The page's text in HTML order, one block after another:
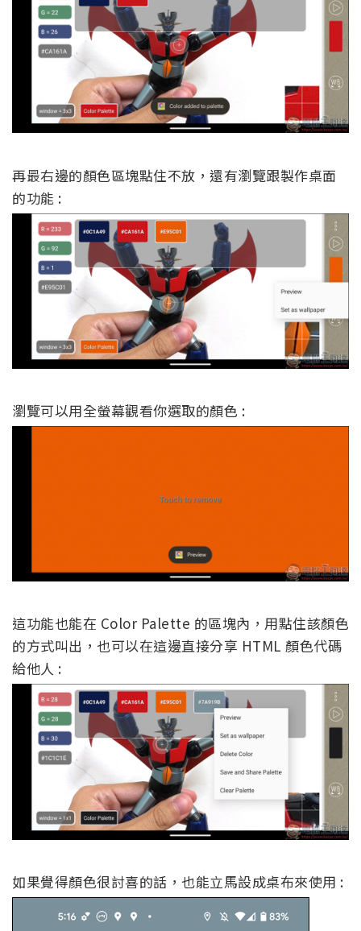
再最右邊的顏色區塊點住不放，還有瀏覽跟製作桌面
的功能 :
瀏覽可以用全螢幕觀看你選取的顏色 :
這功能也能在 Color Palette 的區塊內，用點住該顏色
的方式叫出，也可以在這邊直接分享 HTML 顏色代碼
給他人 :
如果覺得顏色很討喜的話，也能立馬設成桌布來使用 :